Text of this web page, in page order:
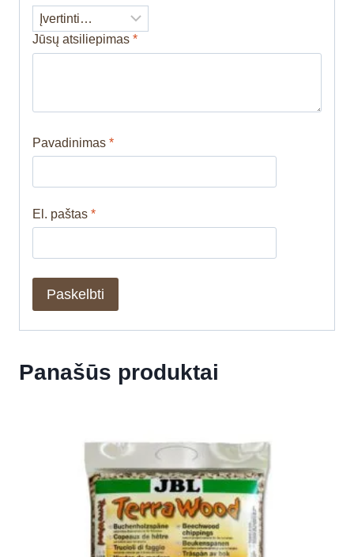
Jūsų atsiliepimas *
Pavadinimas *
El. paštas *
Panašūs produktai